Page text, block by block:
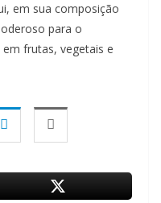
em sua composição
para o
frutas, vegetais e